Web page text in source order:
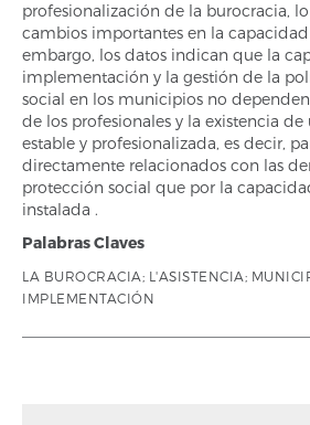
profesionalización de la burocracia,
cambios importantes en la
embargo, los datos indican que la
implementación y la gestión de la
social en los municipios no
de los profesionales y la existencia
estable y profesionalizada, es decir,
directamente relacionados con las
protección social que por la
instalada .
Palabras Claves
LA BUROCRACIA; L'ASISTENCIA;
IMPLEMENTACIÓN